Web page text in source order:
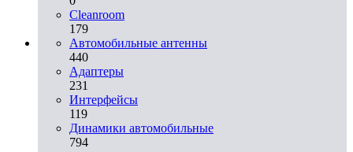
Cleanroom
179
Автомобильные антенны
440
Адаптеры
231
Интерфейсы
119
Динамики автомобильные
794